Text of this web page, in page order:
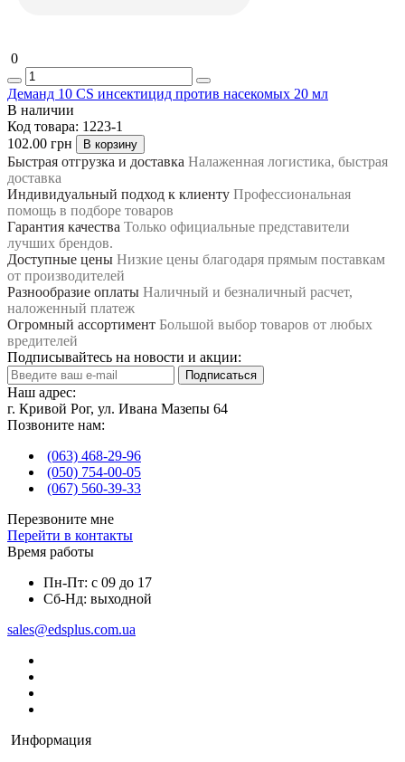
0
Деманд 10 CS инсектицид против насекомых 20 мл
В наличии
Код товара: 1223-1
102.00 грн
В корзину
Быстрая отгрузка и доставка Налаженная логистика, быстрая
доставка
Индивидуальный подход к клиенту Профессиональная
помощь в подборе товаров
Гарантия качества Только официальные представители
лучших брендов.
Доступные цены Низкие цены благодаря прямым поставкам
от производителей
Разнообразие оплаты Наличный и безналичный расчет,
наложенный платеж
Огромный ассортимент Большой выбор товаров от любых
вредителей
Подписывайтесь на новости и акции:
Подписаться
Наш адрес:
г. Кривой Рог, ул. Ивана Мазепы 64
Позвоните нам:
(063) 468-29-96
(050) 754-00-05
(067) 560-39-33
Перезвоните мне
Перейти в контакты
Время работы
Пн-Пт: с 09 до 17
Сб-Нд: выходной
sales@edsplus.com.ua
Информация